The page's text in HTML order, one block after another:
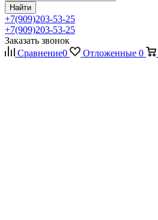
Найти
+7(909)203-53-25
+7(909)203-53-25
Заказать звонок
Сравнение0 Отложенные 0